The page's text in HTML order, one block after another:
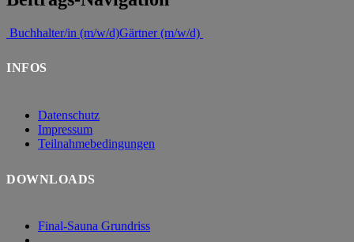
Buchhalter/in (m/w/d)Gärtner (m/w/d)
INFOS
Datenschutz
Impressum
Teilnahmebedingungen
DOWNLOADS
Final-Sauna Grundriss